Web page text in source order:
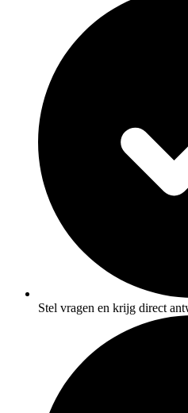
Stel vragen en krijg direct